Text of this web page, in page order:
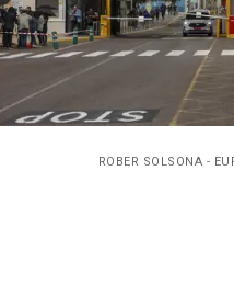
ROBER SOLSONA -